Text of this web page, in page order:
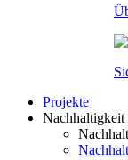
Projekte
Nachhaltigkeit